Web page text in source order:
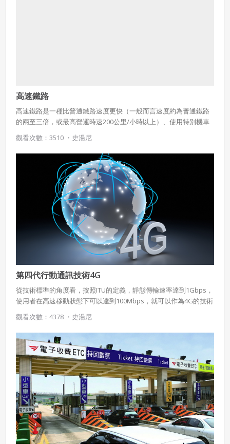
高速鐵路
高速鐵路是一種比普通鐵路速度更快（一般而言速度約為普通鐵路
的兩至三倍，或最高營運時速200公里/小時以上）、使用特別機車
車輛與專用軌道的鐵路運輸系統。廣義的高速鐵路指使用固定軌道
或管道的高速運輸系統，所以諸如磁懸浮等也是高速鐵路的一種。
除非特別說明，一般專指其中的高速輪軌運輸系統。高速鐵路是綜
合概念，既指路軌和供電網也包括高速列車和通信等等。
觀看次數：3510 ・ 史湯尼
第四代行動通訊技術4G
從技術標準的角度看，按照ITU的定義，靜態傳輸速率達到1Gbps，
使用者在高速移動狀態下可以達到100Mbps，就可以作為4G的技術
之一。為全球目前市面上最普遍的高速網路。
觀看次數：4378 ・ 史湯尼
想起密碼了嗎？點擊
會員使用本系統之費用，由吉寶系統公司定之並按月收取。
四、會員授權
會員享有其創作之衍生著作的著作權，但會員同意吉寶系統
公司得於該著作權存續期間內無償使用，包括再授權之權
本條約定不因本合約終止而失效。
五、聲明保證
會員聲明並保證會員於使用本系統時創作、上傳或張貼的著
作物，會員享有所有權或經合法授權。
如會員違反前項約定致吉寶系統公司遭追訴、請求或求償
者，吉寶系統公司應立即通知會員，必要時本系統得移除爭
議內容。會員應協助相關程序並負擔吉寶系統公司因此所生
支出（包括律師費用）、損害及損失。
六、終止
會員違反本合約或本系統任一規定者，吉寶系統公司得終止
本合約。
本合約終止後，會員不得對吉寶系統公司主張任何費用、補
償或賠償。
七、合意管轄
雙方合意專以臺灣臺北地方法院為第一審管轄法
院。